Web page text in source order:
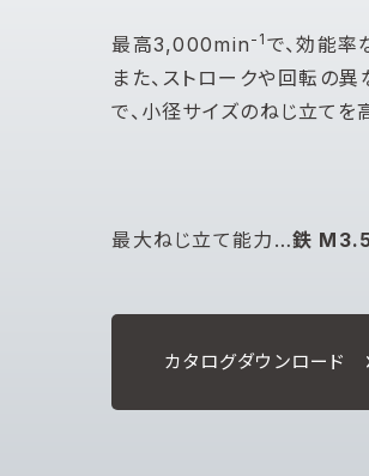
最高3,000min -1 で、効能率
また、ストロークや回転の
で、小径サイズのねじ立てを
最大ねじ立て能力…鉄
カタログダウンロード